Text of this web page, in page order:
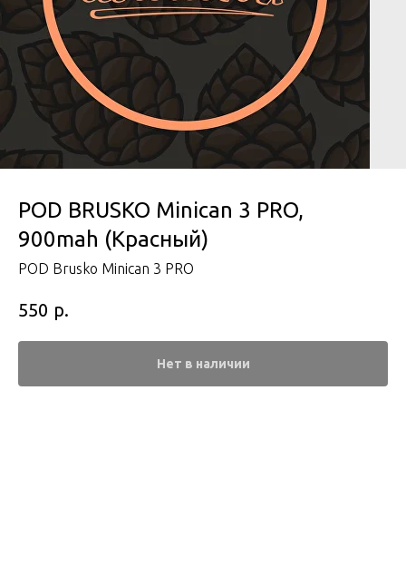
POD BRUSKO Minican 3 PRO,
900mah (Красный)
POD Brusko Minican 3 PRO
550 р.
Нет в наличии